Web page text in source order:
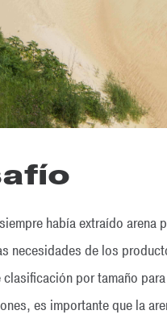
había extraído
necesidades de los
por tamaño
es importante que la